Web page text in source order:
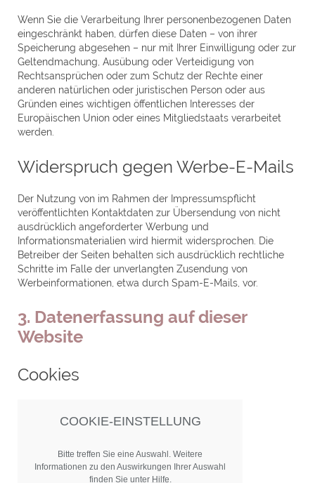
Wenn Sie die Verarbeitung Ihrer personenbezogenen Daten
eingeschränkt haben, dürfen diese Daten – von ihrer
Speicherung abgesehen – nur mit Ihrer Einwilligung oder zur
Geltendmachung, Ausübung oder Verteidigung von
Rechtsansprüchen oder zum Schutz der Rechte einer
anderen natürlichen oder juristischen Person oder aus
Gründen eines wichtigen öffentlichen Interesses der
Europäischen Union oder eines Mitgliedstaats verarbeitet
werden.
Widerspruch gegen Werbe-E-Mails
Der Nutzung von im Rahmen der Impressumspflicht
veröffentlichten Kontaktdaten zur Übersendung von nicht
ausdrücklich angeforderter Werbung und
Informationsmaterialien wird hiermit widersprochen. Die
Betreiber der Seiten behalten sich ausdrücklich rechtliche
Schritte im Falle der unverlangten Zusendung von
Werbeinformationen, etwa durch Spam-E-Mails, vor.
3. Datenerfassung auf dieser
Website
Cookies
COOKIE-EINSTELLUNG
Bitte treffen Sie eine Auswahl. Weitere
Informationen zu den Auswirkungen Ihrer Auswahl
finden Sie unter Hilfe.